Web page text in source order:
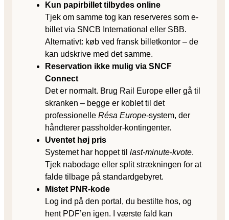
Kun papirbillet tilbydes online
Tjek om samme tog kan reserveres som e-
billet via SNCB International eller SBB.
Alternativt: køb ved fransk billet­kontor – de
kan udskrive med det samme.
Reservation ikke mulig via SNCF
Connect
Det er normalt. Brug Rail Europe eller gå til
skranken – begge er koblet til det
professionelle Résa Europe-system, der
håndterer passholder-kontingenter.
Uventet høj pris
Systemet har hoppet til last-minute-kvote.
Tjek nabodage eller split strækningen for at
falde tilbage på standardgebyret.
Mistet PNR-kode
Log ind på den portal, du bestilte hos, og
hent PDF’en igen. I værste fald kan